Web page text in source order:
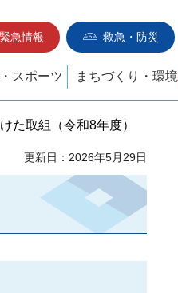
緊急情報
救急・防災
スポーツ まちづくり・環境
た取組（令和8年度）
更新日：2026年5月29日